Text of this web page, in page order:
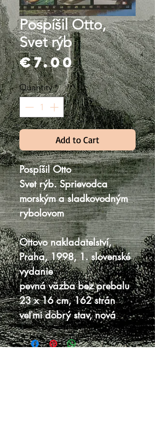
Pospíšil Otto,
Svet rýb
€7.00Price
Quantity*
Add to Cart
Pospíšil Otto
Svet rýb. Sprievodca
morským a sladkovodným
rybolovom
Ottovo nakladatelství,
Praha, 1998, 1. slovenské
vydanie
pevná väzba bez prebalu
23 x 16 cm, 162 strán
veľmi dobrý stav, nová